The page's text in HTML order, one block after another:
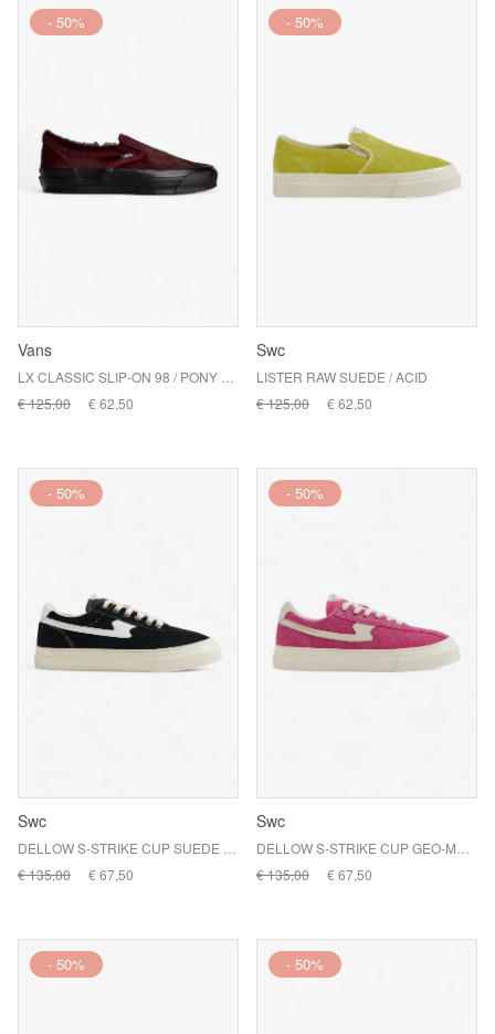
- 50%
Vans
€ 125,00
€ 62,50
- 50%
Swc
LISTER RAW SUEDE / ACID
€ 125,00
€ 62,50
- 50%
Swc
€ 135,00
€ 67,50
- 50%
Swc
€ 135,00
€ 67,50
- 50% - 50%